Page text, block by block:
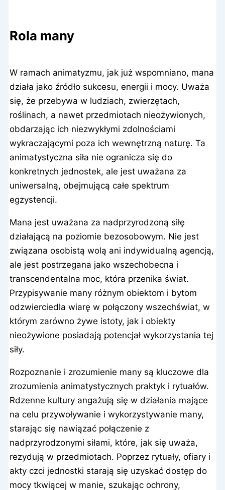
Rola many
W ramach animatyzmu, jak już wspomniano, mana
działa jako źródło sukcesu, energii i mocy. Uważa
się, że przebywa w ludziach, zwierzętach,
roślinach, a nawet przedmiotach nieożywionych,
obdarzając ich niezwykłymi zdolnościami
wykraczającymi poza ich wewnętrzną naturę. Ta
animatystyczna siła nie ogranicza się do
konkretnych jednostek, ale jest uważana za
uniwersalną, obejmującą całe spektrum
egzystencji.
Mana jest uważana za nadprzyrodzoną siłę
działającą na poziomie bezosobowym. Nie jest
związana osobistą wolą ani indywidualną agencją,
ale jest postrzegana jako wszechobecna i
transcendentalna moc, która przenika świat.
Przypisywanie many różnym obiektom i bytom
odzwierciedla wiarę w połączony wszechświat, w
którym zarówno żywe istoty, jak i obiekty
nieożywione posiadają potencjał wykorzystania tej
siły.
Rozpoznanie i zrozumienie many są kluczowe dla
zrozumienia animatystycznych praktyk i rytuałów.
Rdzenne kultury angażują się w działania mające
na celu przywoływanie i wykorzystywanie many,
starając się nawiązać połączenie z
nadprzyrodzonymi siłami, które, jak się uważa,
rezydują w przedmiotach. Poprzez rytuały, ofiary i
akty czci jednostki starają się uzyskać dostęp do
mocy tkwiącej w manie, szukając ochrony,